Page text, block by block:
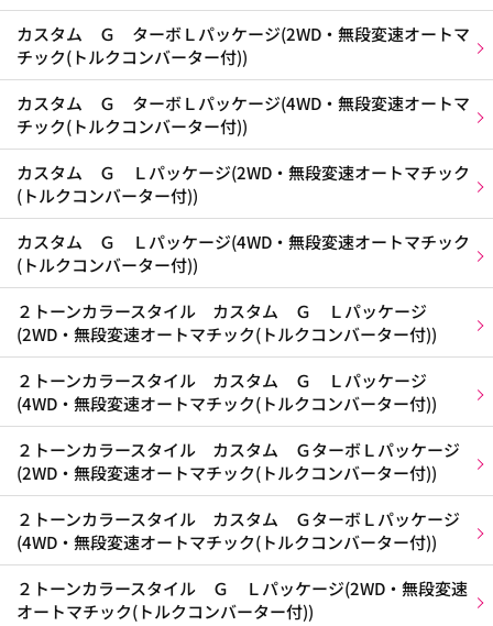
カスタム Ｇ ターボＬパッケージ(2WD・無段変速オートマ
チック(トルクコンバーター付))
カスタム Ｇ ターボＬパッケージ(4WD・無段変速オートマ
チック(トルクコンバーター付))
カスタム Ｇ Ｌパッケージ(2WD・無段変速オートマチック
(トルクコンバーター付))
カスタム Ｇ Ｌパッケージ(4WD・無段変速オートマチック
(トルクコンバーター付))
２トーンカラースタイル カスタム Ｇ Ｌパッケージ
(2WD・無段変速オートマチック(トルクコンバーター付))
２トーンカラースタイル カスタム Ｇ Ｌパッケージ
(4WD・無段変速オートマチック(トルクコンバーター付))
２トーンカラースタイル カスタム ＧターボＬパッケージ
(2WD・無段変速オートマチック(トルクコンバーター付))
２トーンカラースタイル カスタム ＧターボＬパッケージ
(4WD・無段変速オートマチック(トルクコンバーター付))
２トーンカラースタイル Ｇ Ｌパッケージ(2WD・無段変速
オートマチック(トルクコンバーター付))